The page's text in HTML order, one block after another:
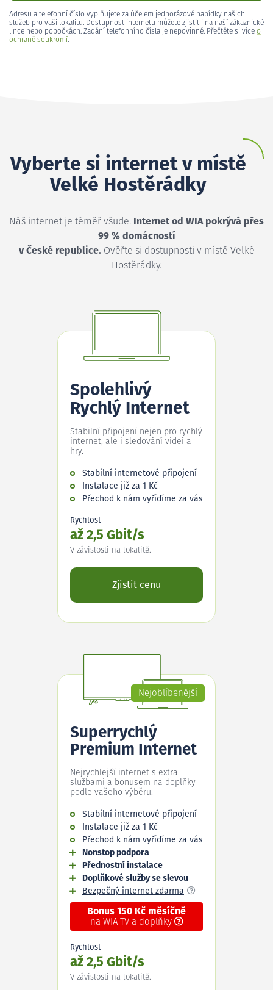
Adresu a telefonní číslo vyplňujete za účelem jednorázové nabídky našich
služeb pro vaši lokalitu. Dostupnost internetu můžete zjistit i na naší zákaznické
lince nebo pobočkách. Zadání telefonního čísla je nepovinné. Přečtěte si více o
ochraně soukromí.
Vyberte si internet v místě
Velké Hostěrádky
Náš internet je téměř všude. Internet od WIA pokrývá přes
99 % domácností
v České republice.Ověřte si dostupnosti v místě Velké
Hostěrádky.
Spolehlivý
Rychlý Internet
Stabilní připojení nejen pro rychlý
internet, ale i sledování videí a
hry.
Stabilní internetové připojení
Instalace již za 1 Kč
Přechod k nám vyřídíme za vás
Rychlost
až 2,5 Gbit/s
V závislosti na lokalitě.
Zjistit cenu
Nejoblíbenější
Superrychlý
Premium Internet
Nejrychlejší internet s extra
službami a bonusem na doplňky
podle vašeho výběru.
Stabilní internetové připojení
Instalace již za 1 Kč
Přechod k nám vyřídíme za vás
Nonstop podpora
Přednostní instalace
Doplňkové služby se slevou
Bezpečný internet zdarma
Bonus 150 Kč měsíčně
na WIA TV a doplňky
Rychlost
až 2,5 Gbit/s
V závislosti na lokalitě.